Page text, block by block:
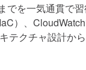
を一気通貫で
）、
クチャ設計か